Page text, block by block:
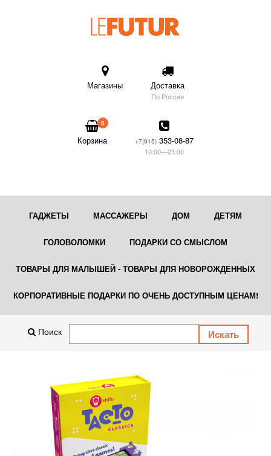
Магазины Доставка
По России
0
Корзина +7(915) 353-08-87
10:00—21:00
ГАДЖЕТЫ МАССАЖЕРЫ ДОМ ДЕТЯМ
ГОЛОВОЛОМКИ ПОДАРКИ СО СМЫСЛОМ
ТОВАРЫ ДЛЯ МАЛЫШЕЙ - ТОВАРЫ ДЛЯ НОВОРОЖДЕННЫХ
КОРПОРАТИВНЫЕ ПОДАРКИ ПО ОЧЕНЬ ДОСТУПНЫМ ЦЕНАМ!
Поиск